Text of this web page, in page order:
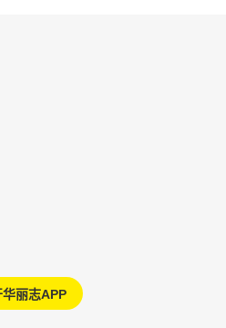
华丽志APP